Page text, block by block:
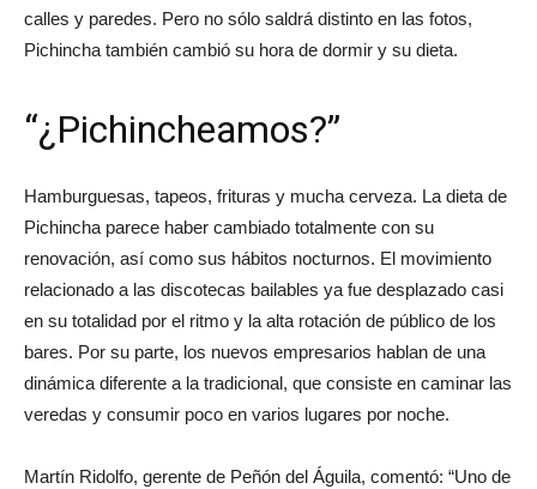
modo, los gastronómicos ya modificaron el aspecto de las
calles y paredes. Pero no sólo saldrá distinto en las fotos,
“¿Pichincheamos?”
Hamburguesas, tapeos, frituras y mucha cerveza. La dieta de
Pichincha parece haber cambiado totalmente con su
renovación, así como sus hábitos nocturnos. El movimiento
relacionado a las discotecas bailables ya fue desplazado casi
en su totalidad por el ritmo y la alta rotación de público de los
bares. Por su parte, los nuevos empresarios hablan de una
dinámica diferente a la tradicional, que consiste en caminar las